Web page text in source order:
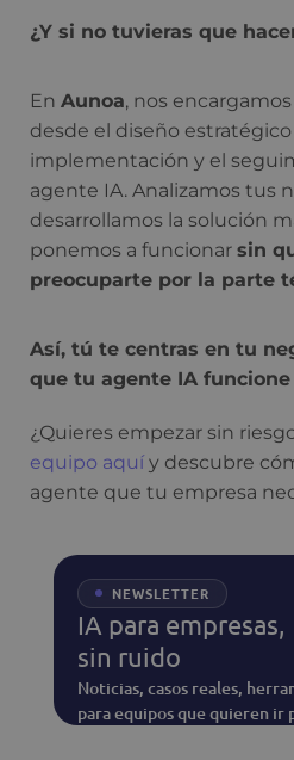
¿Y si no tuvieras que
En Aunoa, nos
desde el diseño estratégico
implementación y el
agente IA. Analizamos tus
desarrollamos la solución
ponemos a funcionar sin
preocuparte por la parte
Así, tú te centras en tu
que tu agente IA
¿Quieres empezar sin
equipo aquí y descubre
agente que tu empresa
NEWSLETTER
IA para empresas,
sin ruido
Noticias, casos reales,
para equipos que quieren ir